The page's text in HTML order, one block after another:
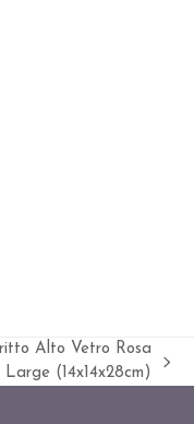
Alto Vetro Rosa
Large (14x14x28cm)